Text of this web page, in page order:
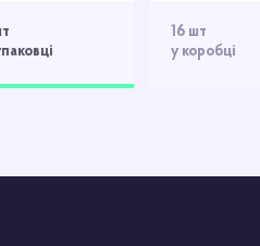
16 шт
у коробці